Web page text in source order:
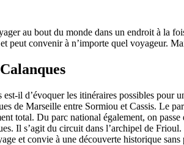
au bout du monde dans un endroit à la
peut convenir à n’importe quel voyageur.
il d’évoquer les itinéraires possibles pour
de Marseille entre Sormiou et Cassis. Le
total. Du parc national également, on
Il s’agit du circuit dans l’archipel de
et convie à une découverte historique